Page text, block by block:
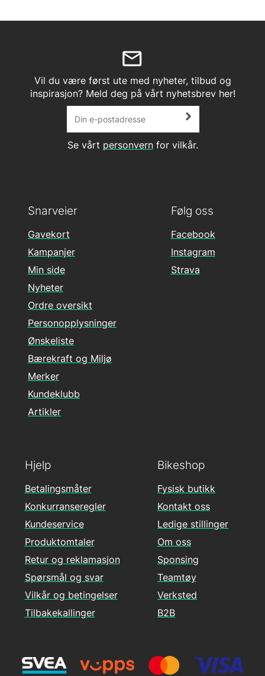
Vil du være først ute med nyheter, tilbud og
inspirasjon? Meld deg på vårt nyhetsbrev her!
Se vårt personvernfor vilkår.
Følg oss
Facebook
Instagram
Strava
Hjelp
Betalingsmåter
Konkurranseregler
Kundeservice
Produktomtaler
Retur og reklamasjon
Spørsmål og svar
Vilkår og betingelser
Tilbakekallinger
Snarveier
Gavekort
Kampanjer
Min side
Nyheter
Ordre oversikt
Personopplysninger
Ønskeliste
Bærekraft og Miljø
Merker
Kundeklubb
Artikler
Bikeshop
Fysisk butikk
Kontakt oss
Ledige stillinger
Om oss
Sponsing
Teamtøy
Verksted
B2B